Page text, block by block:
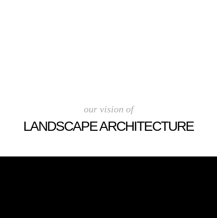
our vision of
LANDSCAPE ARCHITECTURE